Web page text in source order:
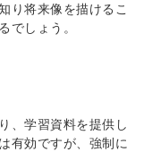
り将来像を描けるこ
でしょう。
、学習資料を提供し
有効ですが、強制に